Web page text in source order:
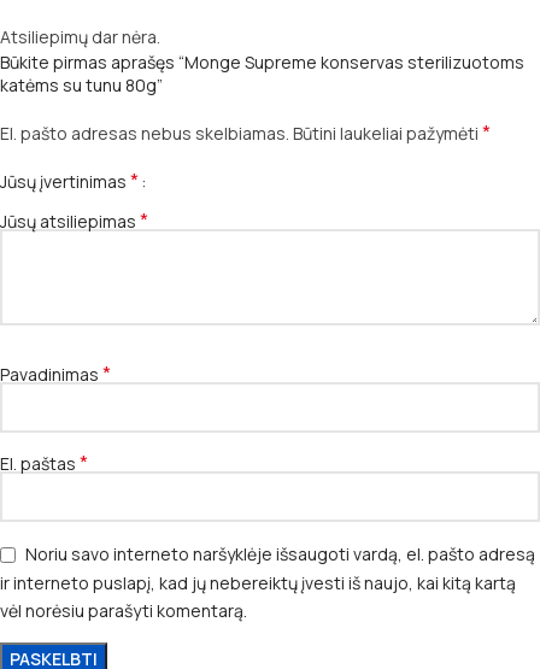
Atsiliepimų dar nėra.
Būkite pirmas aprašęs “Monge Supreme konservas sterilizuotoms
katėms su tunu 80g”
El. pašto adresas nebus skelbiamas. Būtini laukeliai pažymėti *
Jūsų įvertinimas *
Jūsų atsiliepimas *
Pavadinimas *
El. paštas *
Noriu savo interneto naršyklėje išsaugoti vardą, el. pašto adresą
ir interneto puslapį, kad jų nebereiktų įvesti iš naujo, kai kitą kartą
vėl norėsiu parašyti komentarą.